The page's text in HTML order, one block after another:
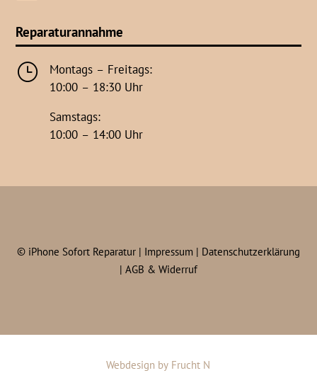
Reparaturannahme
}
Montags – Freitags:
10:00 – 18:30 Uhr
Samstags:
10:00 – 14:00 Uhr
© iPhone Sofort Reparatur | Impressum | Datenschutzerklärung
| AGB & Widerruf
Webdesign by Frucht N